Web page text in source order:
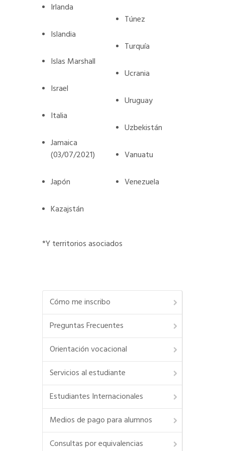
Irlanda
Islandia
Islas Marshall
Israel
Italia
Jamaica
(03/07/2021)
Japón
Kazajstán
Túnez
Turquía
Ucrania
Uruguay
Uzbekistán
Vanuatu
Venezuela
*Y territorios asociados
Cómo me inscribo
Preguntas Frecuentes
Orientación vocacional
Servicios al estudiante
Estudiantes Internacionales
Medios de pago para alumnos
Consultas por equivalencias